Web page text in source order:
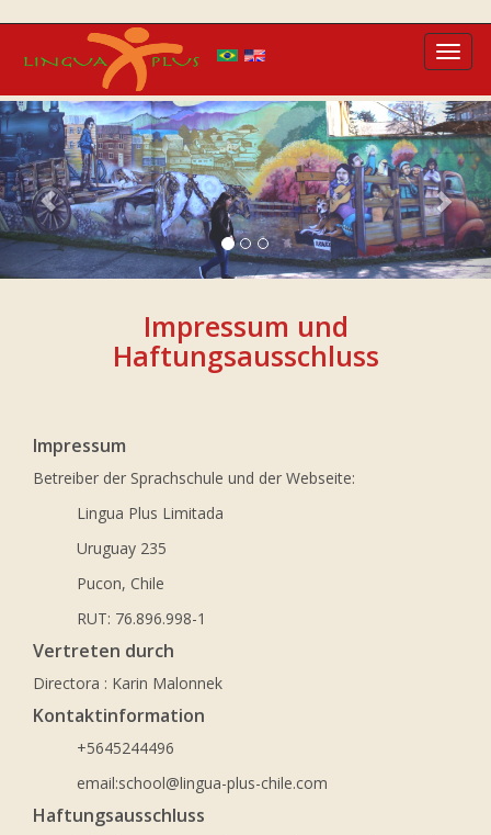
Previous
Impressum und
Haftungsausschluss
Impressum
Betreiber der Sprachschule und der Webseite:
Lingua Plus Limitada
Uruguay 235
Pucon, Chile
RUT: 76.896.998-1
Vertreten durch
Directora : Karin Malonnek
Kontaktinformation
+5645244496
email:school@lingua-plus-chile.com
Haftungsausschluss